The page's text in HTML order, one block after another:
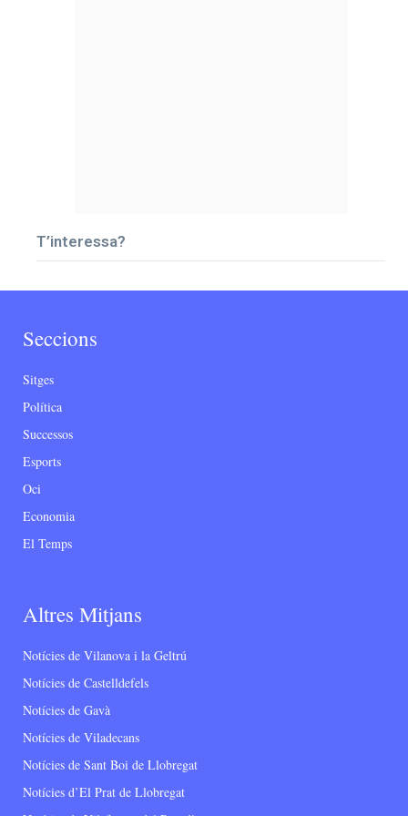
T’interessa?
Seccions
Sitges
Política
Successos
Esports
Oci
Economia
El Temps
Altres Mitjans
Notícies de Vilanova i la Geltrú
Notícies de Castelldefels
Notícies de Gavà
Notícies de Viladecans
Notícies de Sant Boi de Llobregat
Notícies d’El Prat de Llobregat